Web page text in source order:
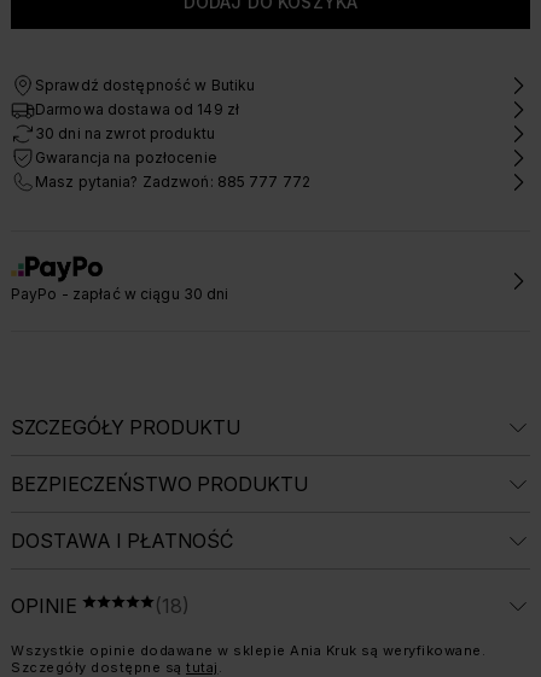
Sprawdź dostępność w Butiku
Darmowa dostawa od 149 zł
30 dni na zwrot produktu
Gwarancja na pozłocenie
Masz pytania? Zadzwoń: 885 777 772
PayPo - zapłać w ciągu 30 dni
SZCZEGÓŁY PRODUKTU
BEZPIECZEŃSTWO PRODUKTU
DOSTAWA I PŁATNOŚĆ
OPINIE OCENA 5 NA 5ŚREDNIA OCENA: 5 Z 5, LICZBA OPINII:
(18)
Informacja o weryfikacji opinii:
Wszystkie opinie dodawane w sklepie Ania Kruk są weryfikowane.
Szczegóły dostępne są tutaj .